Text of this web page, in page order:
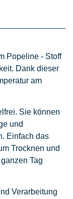
Popeline - Stoff
Dank dieser
am
Sie können
und
Einfach das
Trocknen und
Tag
Verarbeitung